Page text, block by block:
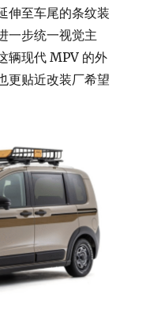
伸至车尾的条纹装
一步统一视觉主
辆现代 MPV 的外
更贴近改装厂希望